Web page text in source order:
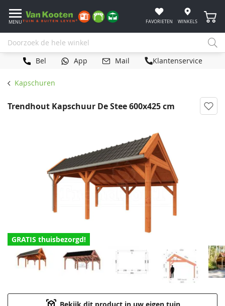
MENU FAVORIETEN WINKELS
Bel App Mail Klantenservice
Kapschuren
Trendhout Kapschuur De Stee 600x425 cm
GRATIS thuisbezorgd!